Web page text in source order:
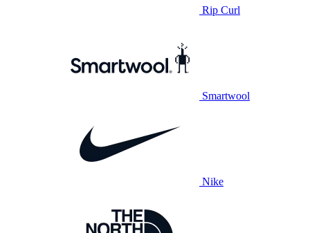
Rip Curl
Smartwool
Nike